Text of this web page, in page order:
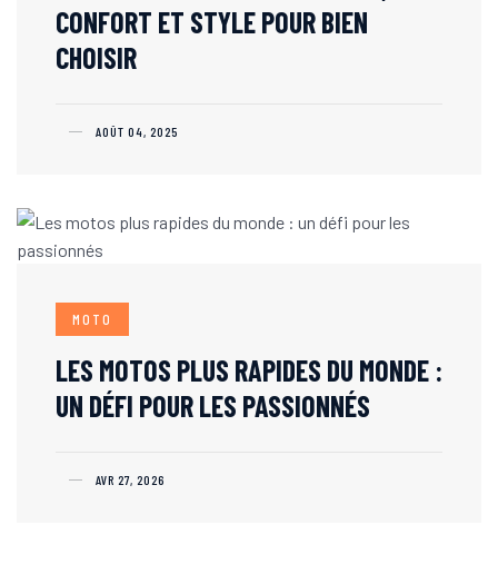
CONFORT ET STYLE POUR BIEN
CHOISIR
AOÛT 04, 2025
MOTO
LES MOTOS PLUS RAPIDES DU MONDE :
UN DÉFI POUR LES PASSIONNÉS
AVR 27, 2026